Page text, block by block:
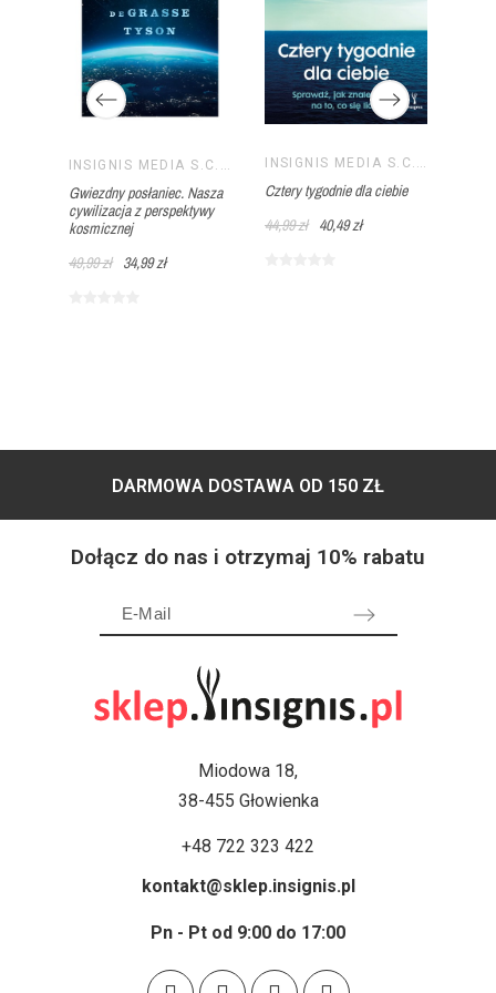
INSIGNIS MEDIA S.C. PAWEŁ BRZOZOWSKI TOMASZ BRZOZOWSKI
Gwiezdny posłaniec. Nasza
cywilizacja z perspektywy
kosmicznej
49,99 zł
34,99 zł
INSIGNIS MEDIA S.C. PAWEŁ BRZOZOWSKI TOMASZ BRZOZOWSKI
Cztery tygodnie dla ciebie
44,99 zł
40,49 zł
DARMOWA DOSTAWA OD 150 ZŁ
Dołącz do nas i otrzymaj 10% rabatu
Miodowa 18,
38-455 Głowienka
+48 722 323 422
kontakt@sklep.insignis.pl
Pn - Pt od 9:00 do 17:00